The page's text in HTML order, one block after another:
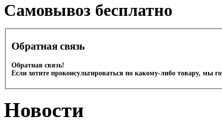
Cамовывоз бесплатно
Обратная связь
Обратная связь!
Если хотите проконсультироваться по какому-либо товару, мы
Новости